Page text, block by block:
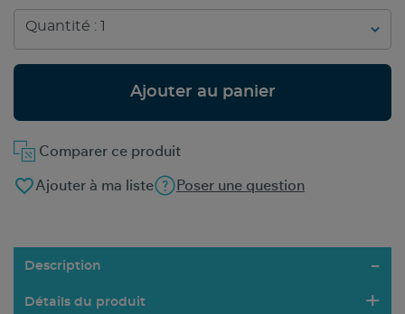
Ajouter au panier
favorite_borderAjouter à ma liste Poser une question
Comparer ce produit
Description
Détails du produit